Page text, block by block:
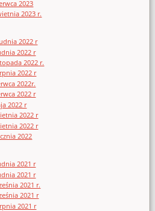
2023
2023 r.
2022 r
2022 r
2022 r.
2022 r
2022r.
2022 r
2022 r
2022 r
2022 r
2022
2021 r
2021 r
2021 r.
2021 r
2021 r